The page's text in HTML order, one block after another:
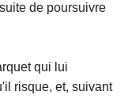
de poursuivre
qui lui
risque, et, suivant